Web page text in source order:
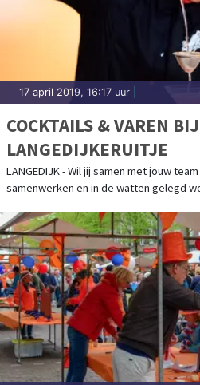
17 april 2019, 16:17 uur
COCKTAILS & VAREN BIJ
LANGEDIJKERUITJE
LANGEDIJK - Wil jij samen met jouw
samenwerken en in de watten gelegd